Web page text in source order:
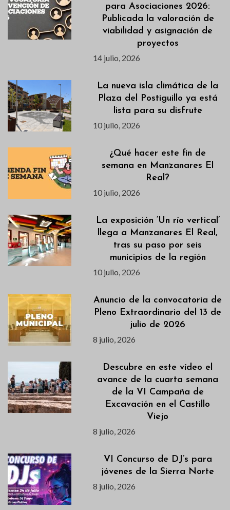
para Asociaciones 2026:
Publicada la valoración de
viabilidad y asignación de
proyectos
14 julio, 2026
La nueva isla climática de la
Plaza del Postiguillo ya está
lista para su disfrute
10 julio, 2026
¿Qué hacer este fin de
semana en Manzanares El
Real?
10 julio, 2026
La exposición ‘Un río vertical’
llega a Manzanares El Real,
tras su paso por seis
municipios de la región
10 julio, 2026
Anuncio de la convocatoria de
Pleno Extraordinario del 13 de
julio de 2026
8 julio, 2026
Descubre en este vídeo el
avance de la cuarta semana
de la VI Campaña de
Excavación en el Castillo
Viejo
8 julio, 2026
VI Concurso de DJ’s para
jóvenes de la Sierra Norte
8 julio, 2026